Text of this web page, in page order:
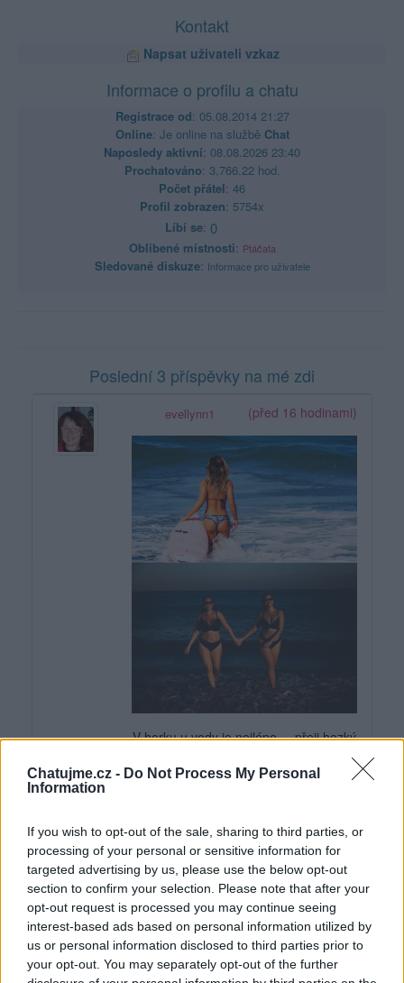
Chatujme.cz - Do Not Process My Personal
Information
If you wish to opt-out of the sale, sharing to third parties, or
processing of your personal or sensitive information for
targeted advertising by us, please use the below opt-out
section to confirm your selection. Please note that after your
opt-out request is processed you may continue seeing
interest-based ads based on personal information utilized by
us or personal information disclosed to third parties prior to
your opt-out. You may separately opt-out of the further
Kontakt
Napsat uživateli vzkaz
Informace o profilu a chatu
Registrace od: 05.08.2014 21:27
Online: Je online na službě Chat
Naposledy aktivní: 08.08.2026 23:40
Prochatováno: 3,766.22 hod.
Počet přátel: 46
Profil zobrazen: 5754x
Líbí se: 0
Oblibené místnosti: Ptáčata
Sledované diskuze: Informace pro uživatele
Poslední 3 příspěvky na mé zdi
evellynn1 (před 16 hodinami)
V horku u vody je nejlépe.....přeji hezký
evellynn1 (včera)